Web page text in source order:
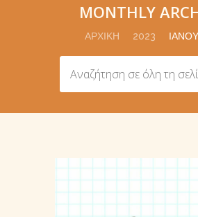
MONTHLY
ΑΡΧΙΚΉ 2023